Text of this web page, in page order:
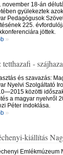
november 18-án
gyülekeztek
Pedagógusok
225.
jöttek.
»
-
és szavazás:
Nyelvi Szolgáltató
közötti
a magyar nyelvről
Péter indoklása.
»
kiállítás
Emlékmúzeum